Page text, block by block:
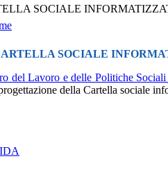
SOCIALE
SOCIALE
del Lavoro e delle Politiche
della Cartella sociale